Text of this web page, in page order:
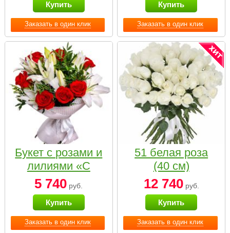
Заказать в один клик
Купить
Заказать в один клик
Купить
Заказать в один клик
Букет с розами и
лилиями «С
наилучшими
пожеланиями»
5 740 руб.
Купить
Заказать в один клик
51 белая роза
(40 см)
12 740руб.
Купить